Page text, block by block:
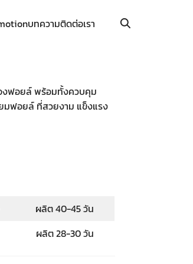
บทความติดต่อเรา
งฟอยล์ พร้อมทั้งควบคุม
ฟอยล์ ที่สวยงาม แข็งแรง
ผลิต 40-45 วัน
ผลิต 28-30 วัน